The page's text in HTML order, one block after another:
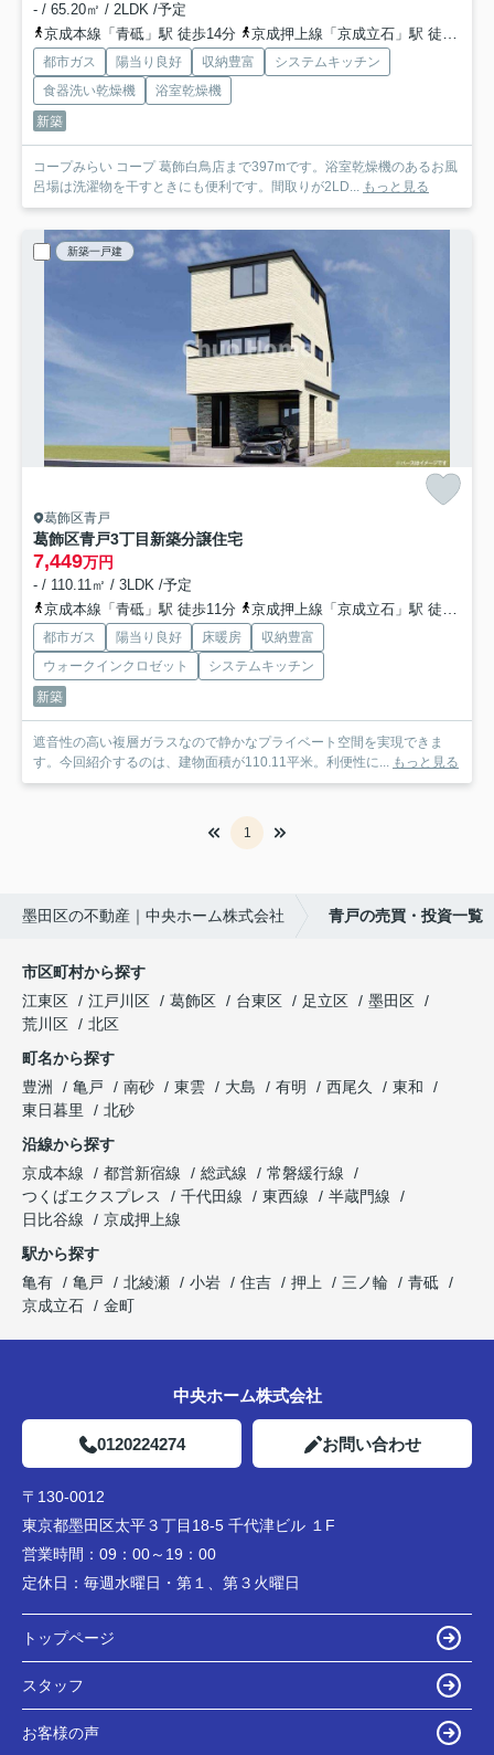
- / 65.20㎡ / 2LDK /予定
京成本線「青砥」駅 徒歩14分
京成押上線「京成立石」駅 徒歩18分
都市ガス 陽当り良好 収納豊富
システムキッチン
食器洗い乾燥機
浴室乾燥機
新築
コープみらい コープ 葛飾白鳥店まで397mです。浴室乾燥機のあるお風
呂場は洗濯物を干すときにも便利です。間取りが2LD... もっと見る
新築一戸建
葛飾区青戸
葛飾区青戸3丁目新築分譲住宅
7,449万円
- / 110.11㎡ / 3LDK /予定
京成本線「青砥」駅 徒歩11分
京成押上線「京成立石」駅 徒歩14分
都市ガス 陽当り良好 床暖房
収納豊富
ウォークインクロゼット
システムキッチン
新築
遮音性の高い複層ガラスなので静かなプライベート空間を実現できま
す。今回紹介するのは、建物面積が110.11平米。利便性に... もっと見る
1
墨田区の不動産｜中央ホーム株式会社 青戸の売買・投資一覧
市区町村から探す
江東区
江戸川区 葛飾区 台東区 足立区
墨田区
荒川区
北区
町名から探す
豊洲
亀戸 南砂 東雲 大島 有明 西尾久
東和
東日暮里
北砂
沿線から探す
京成本線
都営新宿線 総武線
常磐緩行線
つくばエクスプレス
千代田線 東西線
半蔵門線
日比谷線
京成押上線
駅から探す
亀有
亀戸 北綾瀬 小岩 住吉 押上 三ノ輪
青砥
京成立石
金町
中央ホーム株式会社
0120224274 お問い合わせ
〒130-0012
東京都墨田区太平３丁目18-5 千代津ビル １F
営業時間： 09：00～19：00
定休日： 毎週水曜日・第１、第３火曜日
トップページ
スタッフ
お客様の声